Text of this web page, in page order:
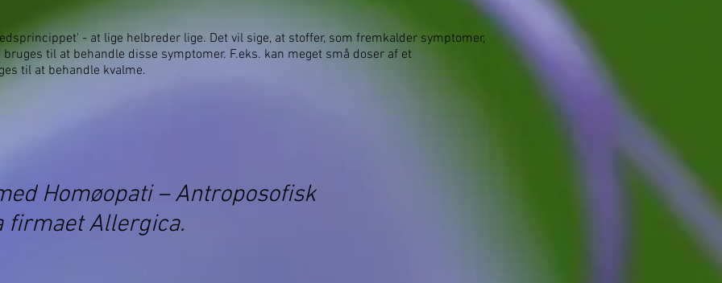
- at lige helbreder lige. Det vil sige, at stoffer, som fremkalder symptomer,
til at behandle disse symptomer. F.eks. kan meget små doser af et
til at behandle kvalme.
Homøopati – Antroposofisk
firmaet Allergica.